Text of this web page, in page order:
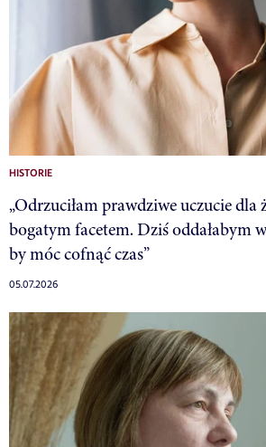
HISTORIE
„Odrzuciłam prawdziwe uczucie dla
bogatym facetem. Dziś oddałabym
by móc cofnąć czas”
05.07.2026